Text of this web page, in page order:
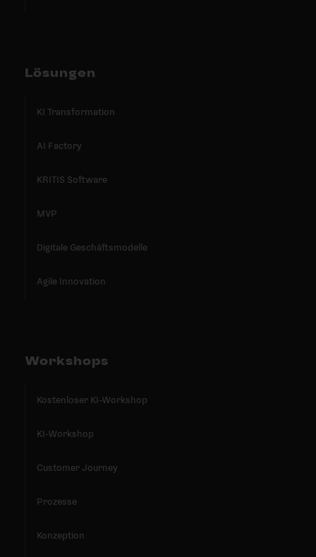
Lösungen
KI Transformation
AI Factory
KRITIS Software
MVP
Digitale Geschäftsmodelle
Agile Innovation
Workshops
Kostenloser KI-Workshop
KI-Workshop
Customer Journey
Prozesse
Konzeption